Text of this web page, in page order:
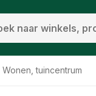
Wonen, tuincentrum